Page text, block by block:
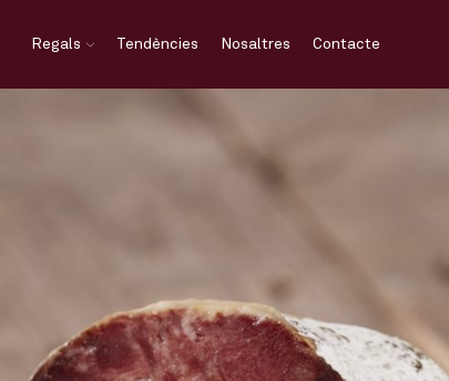
Regals Tendències Nosaltres Contacte